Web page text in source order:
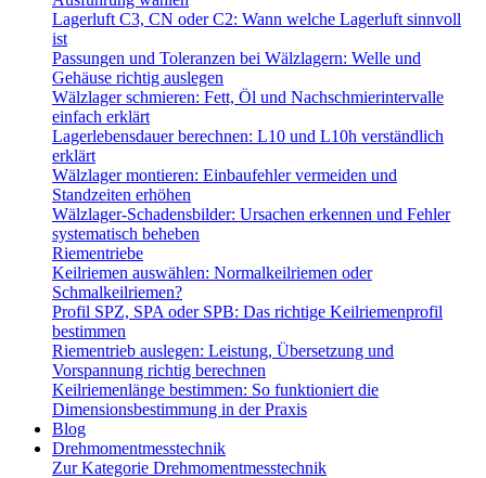
Lagerluft C3, CN oder C2: Wann welche Lagerluft sinnvoll
ist
Passungen und Toleranzen bei Wälzlagern: Welle und
Gehäuse richtig auslegen
Wälzlager schmieren: Fett, Öl und Nachschmierintervalle
einfach erklärt
Lagerlebensdauer berechnen: L10 und L10h verständlich
erklärt
Wälzlager montieren: Einbaufehler vermeiden und
Standzeiten erhöhen
Wälzlager-Schadensbilder: Ursachen erkennen und Fehler
systematisch beheben
Riementriebe
Keilriemen auswählen: Normalkeilriemen oder
Schmalkeilriemen?
Profil SPZ, SPA oder SPB: Das richtige Keilriemenprofil
bestimmen
Riementrieb auslegen: Leistung, Übersetzung und
Vorspannung richtig berechnen
Keilriemenlänge bestimmen: So funktioniert die
Dimensionsbestimmung in der Praxis
Blog
Drehmomentmesstechnik
Zur Kategorie Drehmomentmesstechnik